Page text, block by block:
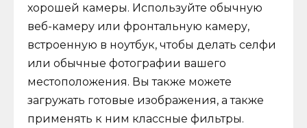
хорошей камеры. Используйте обычную
веб-камеру или фронтальную камеру,
встроенную в ноутбук, чтобы делать селфи
или обычные фотографии вашего
местоположения. Вы также можете
загружать готовые изображения, а также
применять к ним классные фильтры.